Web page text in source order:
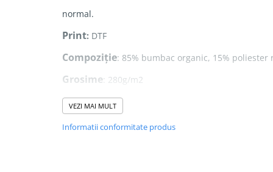
normal.
Print: DTF
Compoziție: 85% bumbac organic, 15% poliester
Grosime: 280g/m2
- Șnururi rotunde în culoarea hanoracului.
VEZI MAI MULT
Informatii conformitate produs